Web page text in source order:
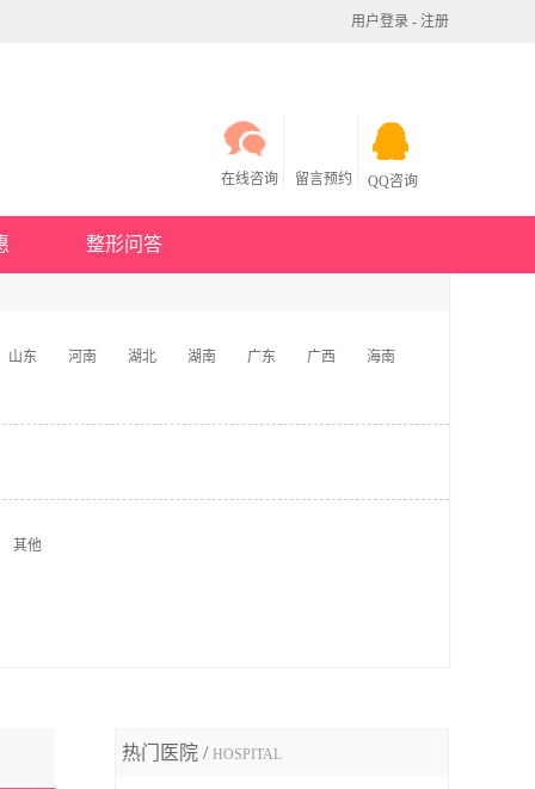
用户登录 - 注册
在线咨询 留言预约 QQ咨询
整形问答
山东 河南 湖北 湖南 广东 广西
海南
其他
热门医院 / HOSPITAL